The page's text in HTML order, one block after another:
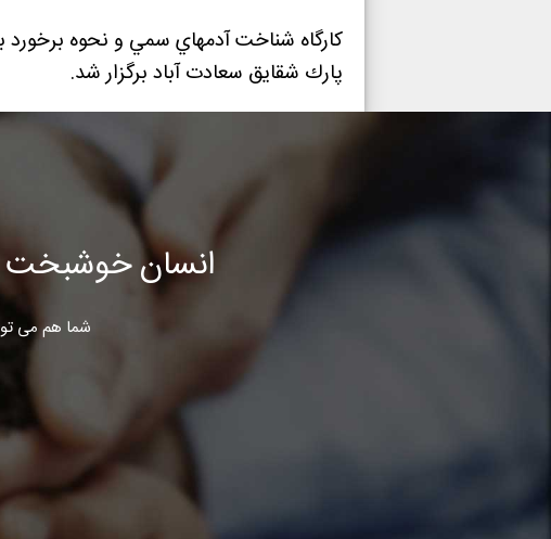
پارك شقايق سعادت آباد برگزار شد.
انسان خوشبخت
شما هم می